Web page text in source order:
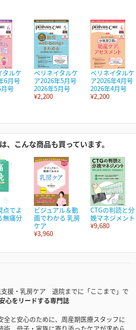
タルケ
6月号
号
ペリネイタルケ
ア2026年5月号
2026年5月号
¥2,200
ペリネイタルケ
ア2026年4月号
2026年4月号
¥2,200
、こんな商品も買っています。
点でよ
無痛分
ビジュアル＆動
画でわかる 乳房
ケア
¥3,960
CTGの判読と分
娩マネジメント
¥9,680
援・乳房ケア 退院までに「ここまで」で
心をリードする専門誌
全と安心のために、周産期医療スタッフに